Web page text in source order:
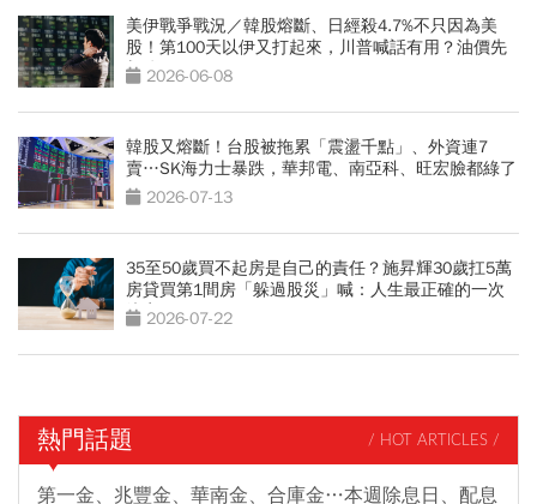
美伊戰爭戰況／韓股熔斷、日經殺4.7%不只因為美
股！第100天以伊又打起來，川普喊話有用？油價先
飆逾3%
2026-06-08
韓股又熔斷！台股被拖累「震盪千點」、外資連7
賣…SK海力士暴跌，華邦電、南亞科、旺宏臉都綠了
2026-07-13
35至50歲買不起房是自己的責任？施昇輝30歲扛5萬
房貸買第1間房「躲過股災」喊：人生最正確的一次
決定2026-07-22
熱門話題 / HOT ARTICLES /
第一金、兆豐金、華南金、合庫金…本週除息日、配息